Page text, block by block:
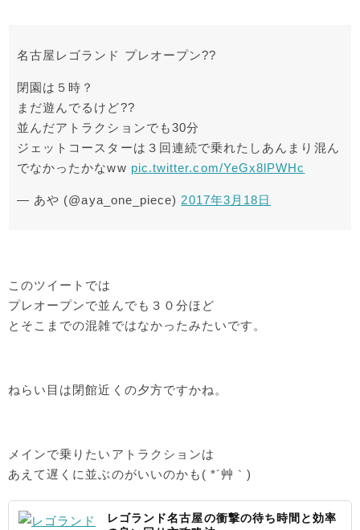
名古屋レゴランド プレオープン??
閉園は５時？
まだ遊んでるけど??
並んだアトラクションでも30分
ジェットコースターは３回連続で乗れたしあんまり混ん
でなかったかなww pic.twitter.com/YeGx8lPWHc
— あや (@aya_one_piece) 2017年3月18日
このツイートでは
プレオープンで並んでも３０分ほど
とそこまでの混雑ではなかったみたいです。
ねらい目は閉館近くの夕方ですかね。
メインで乗りたいアトラクションは
あえて遅くに並ぶのがいいのかも( *´艸｀)
レゴランド名古屋の衝撃の待ち時間と効率